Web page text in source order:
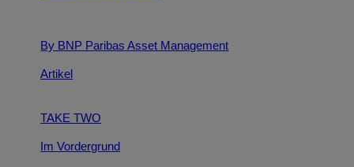
By BNP Paribas Asset Management
Artikel
TAKE TWO
Im Vordergrund